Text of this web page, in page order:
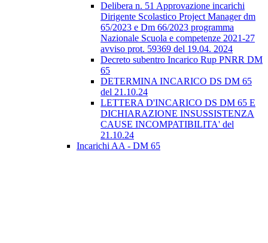
Delibera n. 51 Approvazione incarichi
Dirigente Scolastico Project Manager dm
65/2023 e Dm 66/2023 programma
Nazionale Scuola e competenze 2021-27
avviso prot. 59369 del 19.04. 2024
Decreto subentro Incarico Rup PNRR DM
65
DETERMINA INCARICO DS DM 65
del 21.10.24
LETTERA D'INCARICO DS DM 65 E
DICHIARAZIONE INSUSSISTENZA
CAUSE INCOMPATIBILITA' del
21.10.24
Incarichi AA - DM 65